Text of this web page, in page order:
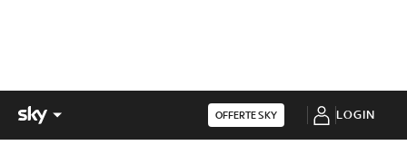
OFFERTE SKY LOGIN